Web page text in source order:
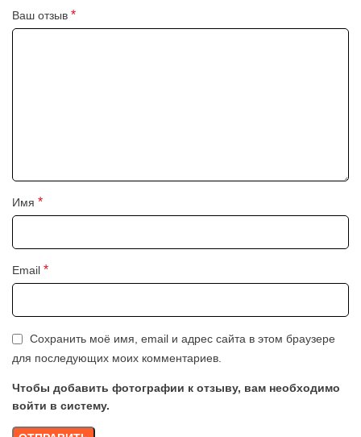
Ваш отзыв *
Имя *
Email *
Сохранить моё имя, email и адрес сайта в этом браузере
для последующих моих комментариев.
Чтобы добавить фотографии к отзыву, вам необходимо
войти в систему.